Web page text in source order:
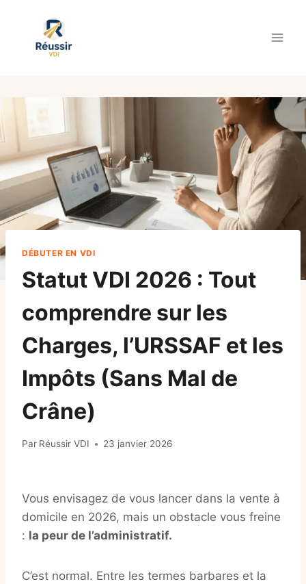
contenu
DÉBUTER EN VDI
Statut VDI 2026 : Tout
comprendre sur les
Charges, l’URSSAF et les
Impôts (Sans Mal de
Crâne)
Par Réussir VDI 23 janvier 2026
Vous envisagez de vous lancer dans la vente à
domicile en 2026, mais un obstacle vous freine
: la peur de l’administratif.
C’est normal. Entre les termes barbares et la